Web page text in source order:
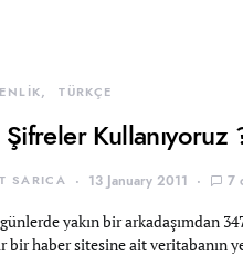
TÜRKÇE
Kullanıyoruz
SARICA 13 January 2011 7
yakın bir arkadaşımdan
bir haber sitesine ait veritabanın